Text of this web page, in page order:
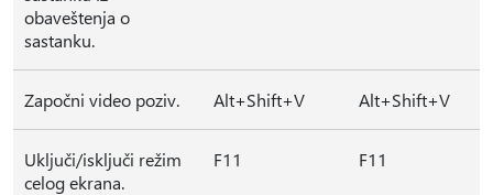
obaveštenja o
sastanku.
Započni video poziv. Alt+Shift+V Alt+Shift+V
Uključi/isključi režim
celog ekrana.
F11 F11